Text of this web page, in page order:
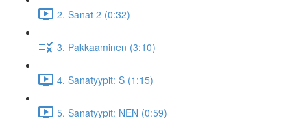
2. Sanat 2 (0:32)
3. Pakkaaminen (3:10)
4. Sanatyypit: S (1:15)
5. Sanatyypit: NEN (0:59)